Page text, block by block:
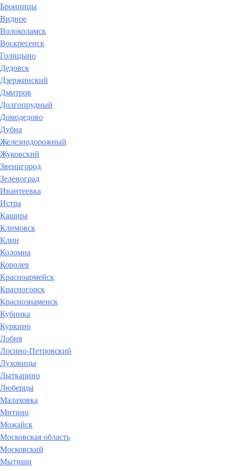
Бронницы
Видное
Волоколамск
Воскресенск
Голицыно
Дедовск
Дзержинский
Дмитров
Долгопрудный
Домодедово
Дубна
Железнодорожный
Жуковский
Звенигород
Зеленоград
Ивантеевка
Истра
Кашира
Климовск
Клин
Коломна
Королев
Красноармейск
Красногорск
Краснознаменск
Кубинка
Куркино
Лобня
Лосино-Петровский
Луховицы
Лыткарино
Люберцы
Малаховка
Митино
Можайск
Московская область
Московский
Мытищи